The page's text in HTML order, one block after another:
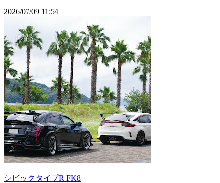
2026/07/09 11:54
シビックタイプR FK8